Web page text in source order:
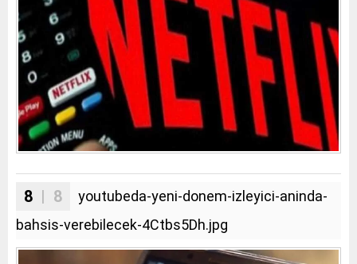
8 | 8
youtubeda-yeni-donem-izleyici-aninda-
bahsis-verebilecek-4Ctbs5Dh.jpg